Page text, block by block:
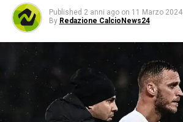
Published 2 anni ago on 11 Marzo 2024
By Redazione CalcioNews24